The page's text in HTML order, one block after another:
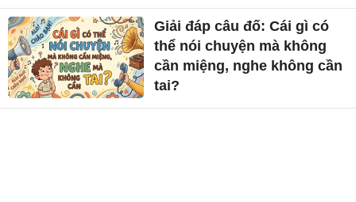
Giải đáp câu đố: Cái gì có
thể nói chuyện mà không
cần miệng, nghe không cần
tai?